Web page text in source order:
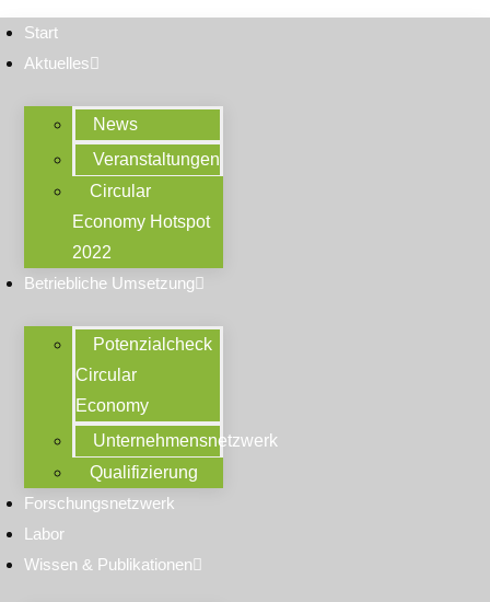
Start
Aktuelles
News
Veranstaltungen
Circular
Economy Hotspot
2022
Betriebliche Umsetzung
Potenzialcheck
Circular
Economy
Unternehmensnetzwerk
Qualifizierung
Forschungsnetzwerk
Labor
Wissen & Publikationen